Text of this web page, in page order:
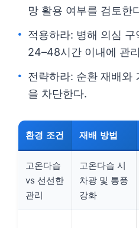
망 활용 여부를 검토한
적용하라: 병해 의심
24–48시간 이내에 관
전략하라: 순환 재배와
을 차단한다.
환경 조건 재배 방법
고온다습
vs 선선한
관리
고온다습 시
차광 및 통풍
강화